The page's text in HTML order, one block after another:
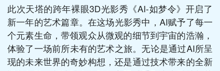
此次天塔的跨年裸眼3D光影秀《AI-如梦令》开启了
新一年的艺术篇章。在这场光影秀中，AI赋予了每一
个元素生命，带领观众从微观的细节到宇宙的浩瀚，
体验了一场前所未有的艺术之旅。无论是通过AI所呈
现的未来世界的奇妙构想，还是通过技术带来的全新